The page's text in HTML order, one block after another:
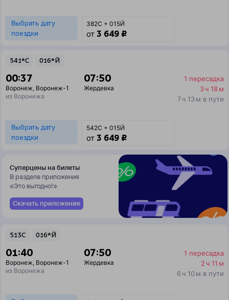
Выбрать дату
поездки
382С + 015Й
от 3 649 ₽
541*С 016*Й
00:37
Воронеж, Воронеж-1
из Воронежа
07:50
Жердевка
1 пересадка
3 ч 18 м
7 ч 13 м в пути
Выбрать дату
поездки
542С + 015Й
от 3 649 ₽
Суперцены на билеты
В разделе приложения
«Это выгодно!»
Скачать приложение
513С 016*Й
01:40
Воронеж, Воронеж-1
из Воронежа
07:50
Жердевка
1 пересадка
2 ч 11 м
6 ч 10 м в пути